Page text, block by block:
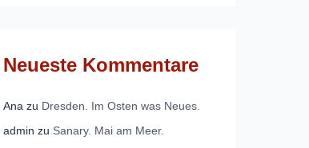
Neueste Kommentare
Ana zu Dresden. Im Osten was Neues.
admin zu Sanary. Mai am Meer.